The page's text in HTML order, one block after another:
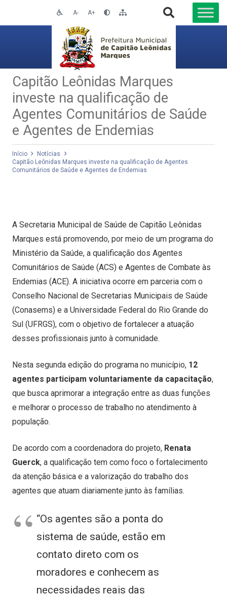
A- A+
Capitão Leônidas Marques
investe na qualificação de
Agentes Comunitários de Saúde
e Agentes de Endemias
Início
Notícias
Capitão Leônidas Marques investe na qualificação de Agentes
Comunitários de Saúde e Agentes de Endemias
A Secretaria Municipal de Saúde de Capitão Leônidas
Marques está promovendo, por meio de um programa do
Ministério da Saúde, a qualificação dos Agentes
Comunitários de Saúde (ACS) e Agentes de Combate às
Endemias (ACE). A iniciativa ocorre em parceria com o
Conselho Nacional de Secretarias Municipais de Saúde
(Conasems) e a Universidade Federal do Rio Grande do
Sul (UFRGS), com o objetivo de fortalecer a atuação
desses profissionais junto à comunidade.
Nesta segunda edição do programa no município, 12
agentes participam voluntariamente da capacitação,
que busca aprimorar a integração entre as duas funções
e melhorar o processo de trabalho no atendimento à
população.
De acordo com a coordenadora do projeto, Renata
Guerck, a qualificação tem como foco o fortalecimento
da atenção básica e a valorização do trabalho dos
agentes que atuam diariamente junto às famílias.
“Os agentes são a ponta do
sistema de saúde, estão em
contato direto com os
moradores e conhecem as
necessidades reais das